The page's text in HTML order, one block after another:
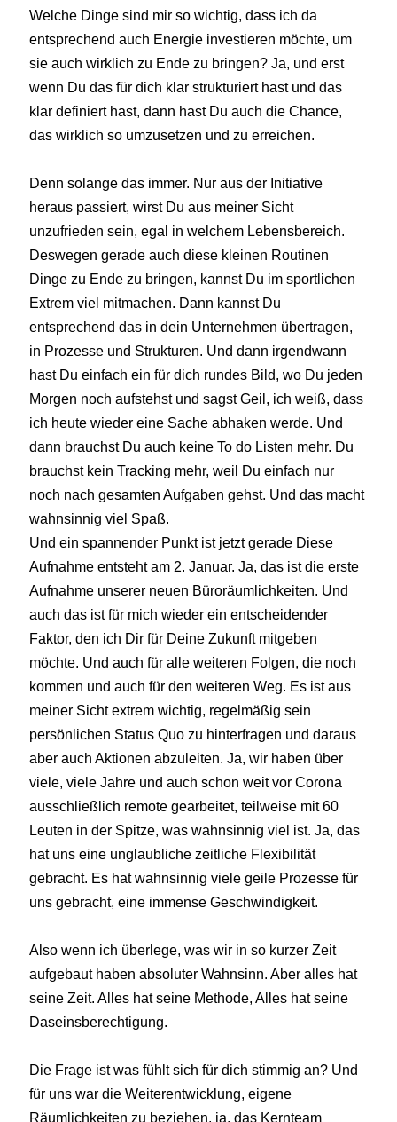
Welche Dinge sind mir so wichtig, dass ich da
entsprechend auch Energie investieren möchte, um
sie auch wirklich zu Ende zu bringen? Ja, und erst
wenn Du das für dich klar strukturiert hast und das
klar definiert hast, dann hast Du auch die Chance,
das wirklich so umzusetzen und zu erreichen.
Denn solange das immer. Nur aus der Initiative
heraus passiert, wirst Du aus meiner Sicht
unzufrieden sein, egal in welchem Lebensbereich.
Deswegen gerade auch diese kleinen Routinen
Dinge zu Ende zu bringen, kannst Du im sportlichen
Extrem viel mitmachen. Dann kannst Du
entsprechend das in dein Unternehmen übertragen,
in Prozesse und Strukturen. Und dann irgendwann
hast Du einfach ein für dich rundes Bild, wo Du jeden
Morgen noch aufstehst und sagst Geil, ich weiß, dass
ich heute wieder eine Sache abhaken werde. Und
dann brauchst Du auch keine To do Listen mehr. Du
brauchst kein Tracking mehr, weil Du einfach nur
noch nach gesamten Aufgaben gehst. Und das macht
wahnsinnig viel Spaß.
Und ein spannender Punkt ist jetzt gerade Diese
Aufnahme entsteht am 2. Januar. Ja, das ist die erste
Aufnahme unserer neuen Büroräumlichkeiten. Und
auch das ist für mich wieder ein entscheidender
Faktor, den ich Dir für Deine Zukunft mitgeben
möchte. Und auch für alle weiteren Folgen, die noch
kommen und auch für den weiteren Weg. Es ist aus
meiner Sicht extrem wichtig, regelmäßig sein
persönlichen Status Quo zu hinterfragen und daraus
aber auch Aktionen abzuleiten. Ja, wir haben über
viele, viele Jahre und auch schon weit vor Corona
ausschließlich remote gearbeitet, teilweise mit 60
Leuten in der Spitze, was wahnsinnig viel ist. Ja, das
hat uns eine unglaubliche zeitliche Flexibilität
gebracht. Es hat wahnsinnig viele geile Prozesse für
uns gebracht, eine immense Geschwindigkeit.
Also wenn ich überlege, was wir in so kurzer Zeit
aufgebaut haben absoluter Wahnsinn. Aber alles hat
seine Zeit. Alles hat seine Methode, Alles hat seine
Daseinsberechtigung.
Die Frage ist was fühlt sich für dich stimmig an? Und
für uns war die Weiterentwicklung, eigene
Räumlichkeiten zu beziehen, ja, das Kernteam